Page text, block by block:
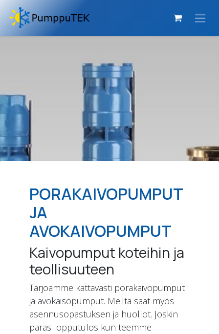
Siirry sisältöön
PORAKAIVOPUMPUT
JA
AVOKAIVOPUMPUT
Kaivopumput koteihin ja
teollisuuteen
Tarjoamme kattavasti porakaivopumput
ja avokaisopumput. Meiltä saat myös
asennusopastuksen ja huollot. Joskin
paras lopputulos kun teemme